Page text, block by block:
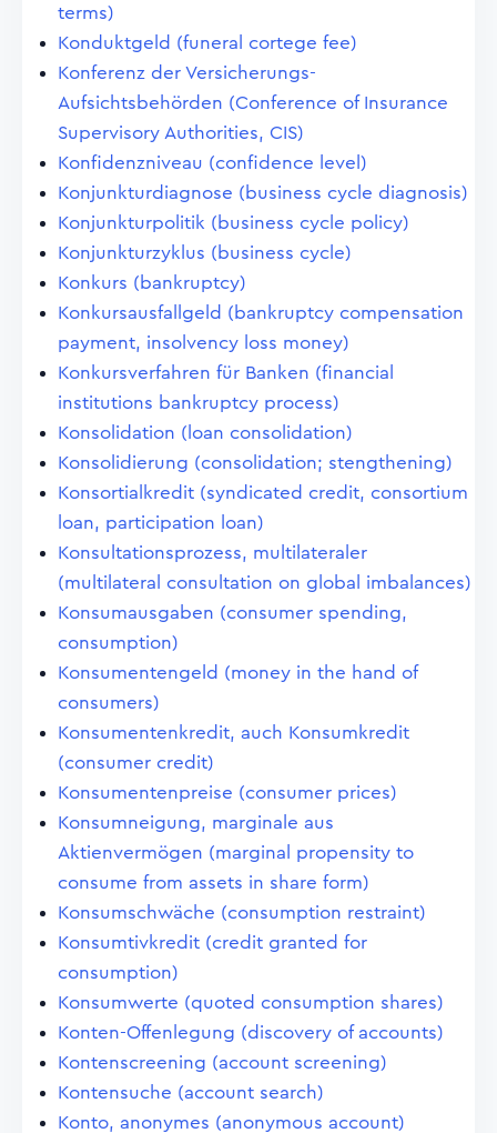
terms)
Konduktgeld (funeral cortege fee)
Konferenz der Versicherungs-
Aufsichtsbehörden (Conference of Insurance
Supervisory Authorities, CIS)
Konfidenzniveau (confidence level)
Konjunkturdiagnose (business cycle diagnosis)
Konjunkturpolitik (business cycle policy)
Konjunkturzyklus (business cycle)
Konkurs (bankruptcy)
Konkursausfallgeld (bankruptcy compensation
payment, insolvency loss money)
Konkursverfahren für Banken (financial
institutions bankruptcy process)
Konsolidation (loan consolidation)
Konsolidierung (consolidation; stengthening)
Konsortialkredit (syndicated credit, consortium
loan, participation loan)
Konsultationsprozess, multilateraler
(multilateral consultation on global imbalances)
Konsumausgaben (consumer spending,
consumption)
Konsumentengeld (money in the hand of
consumers)
Konsumentenkredit, auch Konsumkredit
(consumer credit)
Konsumentenpreise (consumer prices)
Konsumneigung, marginale aus
Aktienvermögen (marginal propensity to
consume from assets in share form)
Konsumschwäche (consumption restraint)
Konsumtivkredit (credit granted for
consumption)
Konsumwerte (quoted consumption shares)
Konten-Offenlegung (discovery of accounts)
Kontenscreening (account screening)
Kontensuche (account search)
Konto, anonymes (anonymous account)